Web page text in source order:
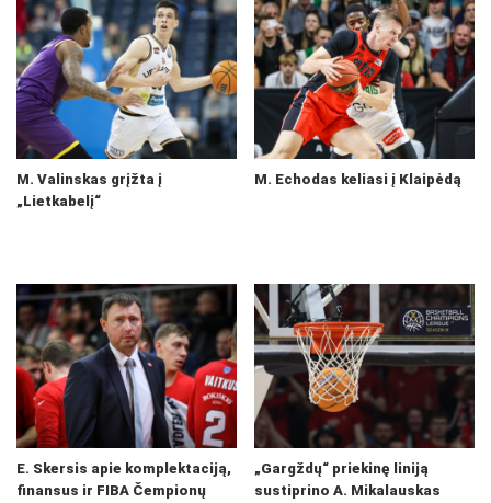
M. Valinskas grįžta į
„Lietkabelį“
M. Echodas keliasi į Klaipėdą
E. Skersis apie komplektaciją,
finansus ir FIBA Čempionų
„Gargždų“ priekinę liniją
sustiprino A. Mikalauskas